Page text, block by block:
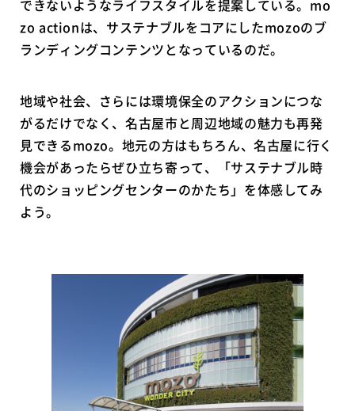
できないようなライフスタイルを提案している。mo
zo actionは、サステナブルをコアにしたmozoのブ
ランディングコンテンツとなっているのだ。
地域や社会、さらには環境保全のアクションにつな
がるだけでなく、名古屋市と周辺地域の魅力も再発
見できるmozo。地元の方はもちろん、名古屋に行く
機会があったらぜひ立ち寄って、「サステナブル時
代のショッピングセンターのかたち」を体感してみ
よう。